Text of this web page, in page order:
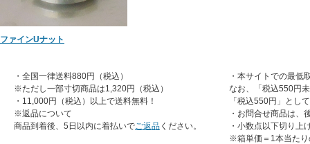
ファインUナット
・全国一律送料880円（税込）
※ただし一部寸切商品は1,320円（税込）
・11,000円（税込）以上で送料無料！
※返品について
商品到着後、5日以内に着払いでご返品 ください。
・本サイトでの最低
なお、「税込550円
「税込550円」とし
・お問合せ商品は、
・小数点以下切り上
※箱単価＝1本当たり